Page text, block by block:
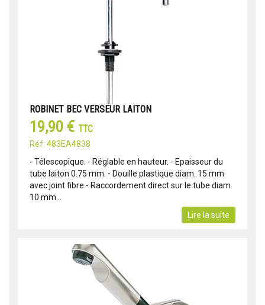
ROBINET BEC VERSEUR LAITON
19,90 € TTC
Réf: 483EA4838
- Télescopique. - Réglable en hauteur. - Epaisseur du
tube laiton 0.75 mm. - Douille plastique diam. 15 mm
avec joint fibre - Raccordement direct sur le tube diam.
10 mm...
Lire la suite